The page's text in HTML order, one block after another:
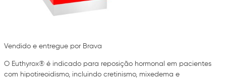
Vendido e entregue por Brava
O Euthyrox® é indicado para reposição hormonal em pacientes
com hipotireoidismo, incluindo cretinismo, mixedema e